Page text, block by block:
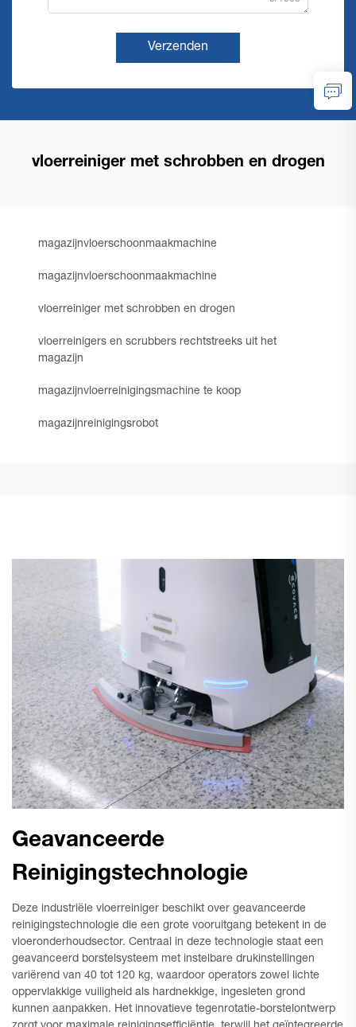
Verzenden
vloerreiniger met schrobben en drogen
magazijnvloerschoonmaakmachine
magazijnvloerschoonmaakmachine
vloerreiniger met schrobben en drogen
vloerreinigers en scrubbers rechtstreeks uit het
magazijn
magazijnvloerreinigingsmachine te koop
magazijnreinigingsrobot
Geavanceerde
Reinigingstechnologie
Deze industriële vloerreiniger beschikt over geavanceerde
reinigingstechnologie die een grote vooruitgang betekent in de
vloeronderhoudsector. Centraal in deze technologie staat een
geavanceerd borstelsysteem met instelbare drukinstellingen
variërend van 40 tot 120 kg, waardoor operators zowel lichte
oppervlakkige vuiligheid als hardnekkige, ingesleten grond
kunnen aanpakken. Het innovatieve tegenrotatie-borstelontwerp